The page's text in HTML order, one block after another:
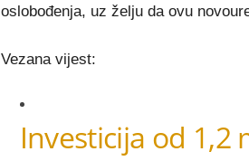
oslobođenja, uz želju da ovu
Vezana vijest:
Investicija od 1,2